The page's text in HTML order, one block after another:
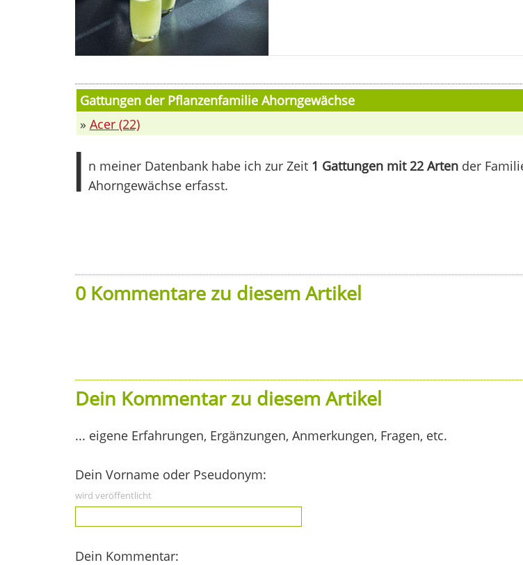
Gattungen der Pflanzenfamilie Ahorngewächse
» Acer (22)
I n meiner Datenbank habe ich zur Zeit 1 Gattungen mit 22 Artender
Ahorngewächse erfasst.
0 Kommentare zu diesem Artikel
Dein Kommentar zu diesem Artikel
... eigene Erfahrungen, Ergänzungen, Anmerkungen, Fragen, etc.
Dein Vorname oder Pseudonym:
wird veröffentlicht
Dein Kommentar: